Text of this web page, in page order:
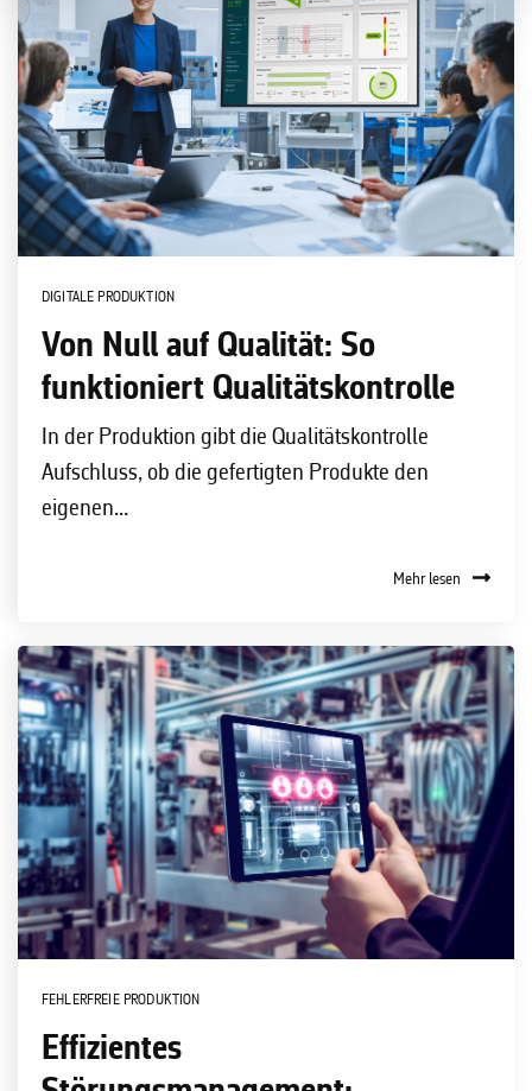
DIGITALE PRODUKTION
Von Null auf Qualität: So
funktioniert Qualitätskontrolle
In der Produktion gibt die Qualitätskontrolle
Aufschluss, ob die gefertigten Produkte den
eigenen...
Mehr lesen
FEHLERFREIE PRODUKTION
Effizientes